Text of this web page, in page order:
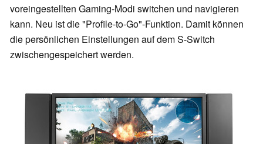
voreingestellten Gaming-Modi switchen und navigieren
kann. Neu ist die "Profile-to-Go"-Funktion. Damit können
die persönlichen Einstellungen auf dem S-Switch
zwischengespeichert werden.